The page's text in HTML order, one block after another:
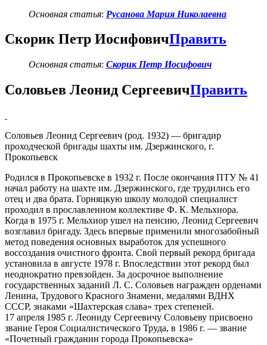
Основная статья: Русанова Мария Николаевна
Скорик Петр ИосифовичПравить
Основная статья: Скорик Петр Иосифович
Соловьев Леонид СергеевичПравить
Соловьев Леонид Сергеевич (род. 1932) — бригадир
проходческой бригады шахты им. Дзержинского, г.
Прокопьевск
Родился в Прокопьевске в 1932 г. После окончания ПТУ № 41
начал работу на шахте им. Дзержинского, где трудились его
отец и два брата. Горняцкую школу молодой специалист
проходил в прославленном коллективе Ф. К. Мельхиора.
Когда в 1975 г. Мельхиор ушел на пенсию, Леонид Сергеевич
возглавил бригаду. Здесь впервые применили многозабойный
метод поведения основных выработок для успешного
воссоздания очистного фронта. Свой первый рекорд бригада
установила в августе 1978 г. Впоследствии этот рекорд был
неоднократно превзойден. За досрочное выполнение
государственных заданий Л. С. Соловьев награжден орденами
Ленина, Трудового Красного Знамени, медалями ВДНХ
СССР, знаками «Шахтерская слава» трех степеней.
17 апреля 1985 г. Леониду Сергеевичу Соловьеву присвоено
звание Героя Социалистического Труда, в 1986 г. — звание
«Почетный гражданин города Прокопьевска»